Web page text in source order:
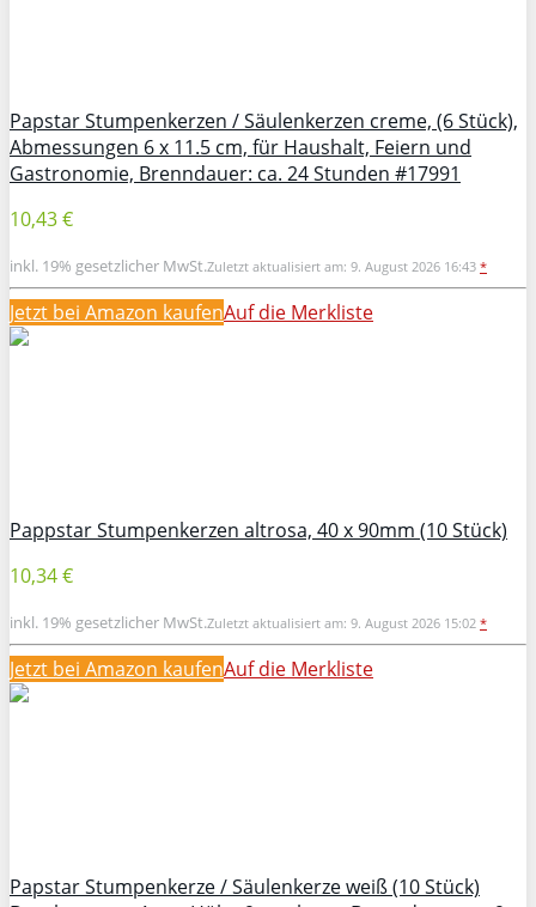
Papstar Stumpenkerzen / Säulenkerzen creme, (6 Stück),
Abmessungen 6 x 11.5 cm, für Haushalt, Feiern und
Gastronomie, Brenndauer: ca. 24 Stunden #17991
10,43 €
inkl. 19% gesetzlicher MwSt.Zuletzt aktualisiert am: 9. August 2026 16:43 *
Jetzt bei Amazon kaufenAuf die Merkliste
Pappstar Stumpenkerzen altrosa, 40 x 90mm (10 Stück)
10,34 €
inkl. 19% gesetzlicher MwSt.Zuletzt aktualisiert am: 9. August 2026 15:02 *
Jetzt bei Amazon kaufenAuf die Merkliste
Papstar Stumpenkerze / Säulenkerze weiß (10 Stück)